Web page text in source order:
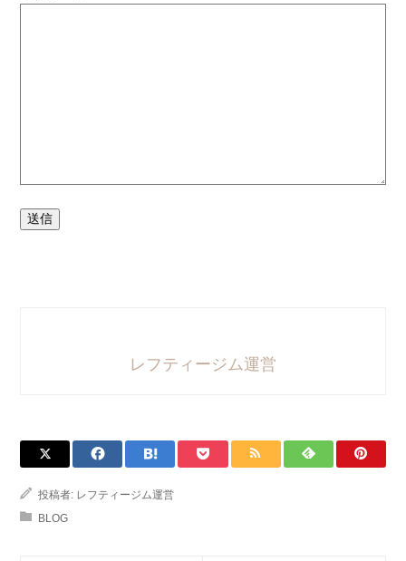
送信
レフティージム運営
投稿者: レフティージム運営
BLOG